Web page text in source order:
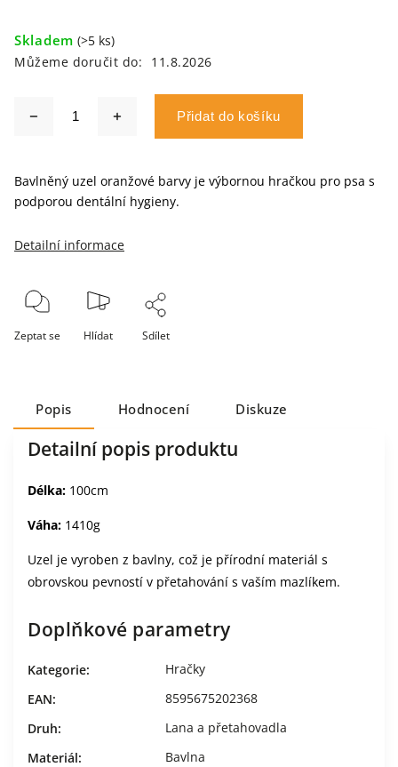
Skladem (>5 ks)
Můžeme doručit do:
11.8.2026
Přidat do košíku
Bavlněný uzel oranžové barvy je výbornou hračkou pro psa s
podporou dentální hygieny.
Detailní informace
Zeptat se Hlídat Sdílet
Popis Hodnocení Diskuze
Detailní popis produktu
Délka: 100cm
Váha: 1410g
Uzel je vyroben z bavlny, což je přírodní materiál s
obrovskou pevností v přetahování s vaším mazlíkem.
Doplňkové parametry
Kategorie:
Hračky
EAN:
8595675202368
Druh:
Lana a přetahovadla
Materiál: Bavlna